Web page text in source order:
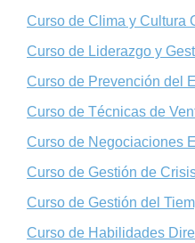
Curso de Clima y Cultura
Curso de Liderazgo y
Curso de Prevención del
Curso de Técnicas de
Curso de Negociaciones
Curso de Gestión de
Curso de Gestión del
Curso de Habilidades